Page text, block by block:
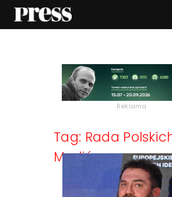
Reklama
Tag: Rada
Mediów